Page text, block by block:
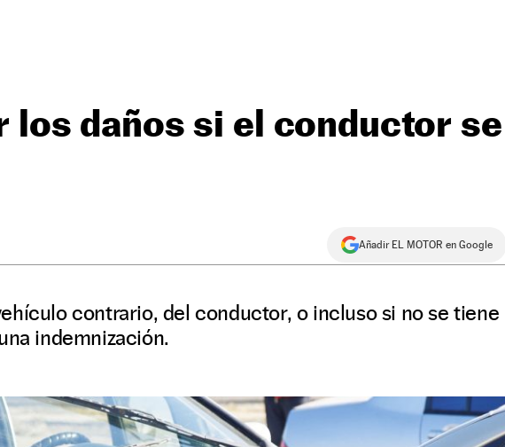
los daños si el conductor se
Añadir EL MOTOR en Google
contrario, del conductor, o incluso si no se tiene
indemnización.